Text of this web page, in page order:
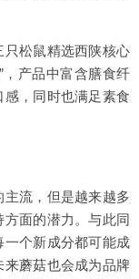
松鼠精选西陕核心
，产品中富含膳食纤
，同时也满足素食
流，但是越来越多
面的潜力。与此同
个新成分都可能成
蘑菇也会成为品牌